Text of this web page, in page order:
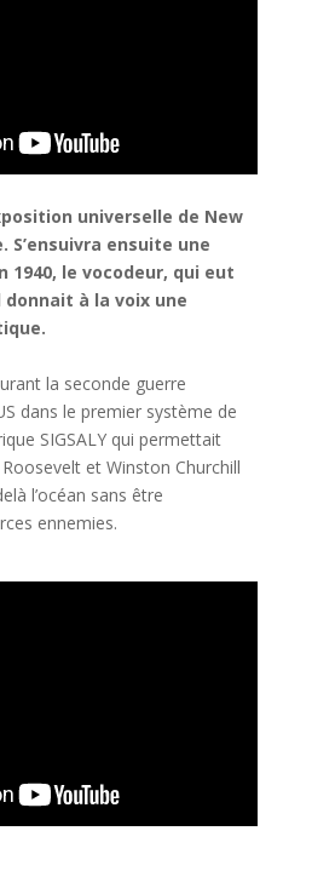
universelle de New
S’ensuivra ensuite une
1940, le vocodeur, qui eut
donnait à la voix une
la seconde guerre
dans le premier système de
SIGSALY qui permettait
et Winston Churchill
l’océan sans être
ennemies.